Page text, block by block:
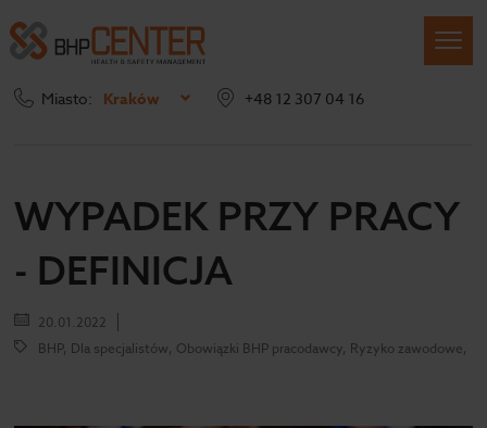
Miasto: Kraków +48 12 307 04 16
WYPADEK PRZY PRACY
- DEFINICJA
20.01.2022
BHP, Dla specjalistów, Obowiązki BHP pracodawcy, Ryzyko zawodowe,